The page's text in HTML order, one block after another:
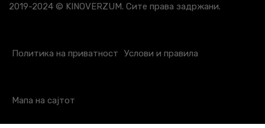
2019-2024 © KINOVERZUM. Сите права задржани.
Политика на приватност Услови и правила
Мапа на сајтот